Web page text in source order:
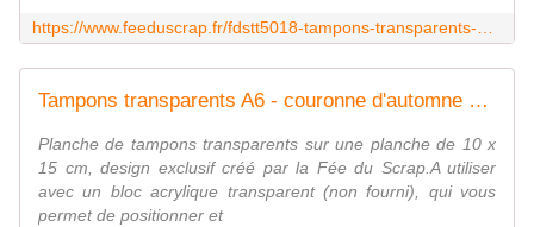
Tampons transparents A6 - couronne d'automne Fée du SCrap
Planche de tampons transparents sur une planche de 10 x
15 cm, design exclusif créé par la Fée du Scrap.A utiliser
avec un bloc acrylique transparent (non fourni), qui vous
permet de positionner et